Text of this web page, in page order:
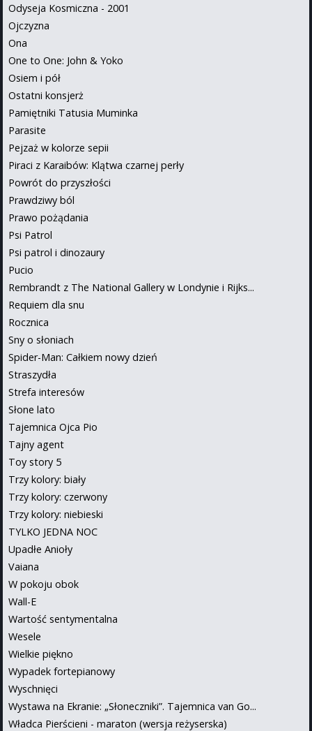
Odyseja Kosmiczna - 2001
Ojczyzna
Ona
One to One: John & Yoko
Osiem i pół
Ostatni konsjerż
Pamiętniki Tatusia Muminka
Parasite
Pejzaż w kolorze sepii
Piraci z Karaibów: Klątwa czarnej perły
Powrót do przyszłości
Prawdziwy ból
Prawo pożądania
Psi Patrol
Psi patrol i dinozaury
Pucio
Rembrandt z The National Gallery w Londynie i Rijks...
Requiem dla snu
Rocznica
Sny o słoniach
Spider-Man: Całkiem nowy dzień
Straszydła
Strefa interesów
Słone lato
Tajemnica Ojca Pio
Tajny agent
Toy story 5
Trzy kolory: biały
Trzy kolory: czerwony
Trzy kolory: niebieski
TYLKO JEDNA NOC
Upadłe Anioły
Vaiana
W pokoju obok
Wall-E
Wartość sentymentalna
Wesele
Wielkie piękno
Wypadek fortepianowy
Wyschnięci
Wystawa na Ekranie: „Słoneczniki”. Tajemnica van Go...
Władca Pierścieni - maraton (wersja reżyserska)